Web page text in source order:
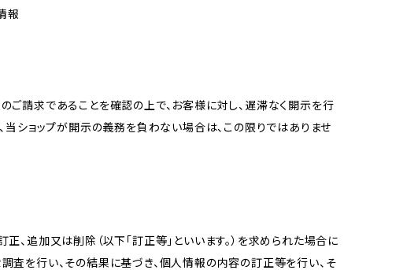
報
請求であることを確認の上で、お客様に対し、遅滞なく開示を行
当ショップが開示の義務を負わない場合は、この限りではありませ
追加又は削除（以下「訂正等」といいます。）を求められた場合に
査を行い、その結果に基づき、個人情報の内容の訂正等を行い、そ